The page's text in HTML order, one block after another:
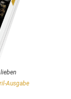
Ausgabe